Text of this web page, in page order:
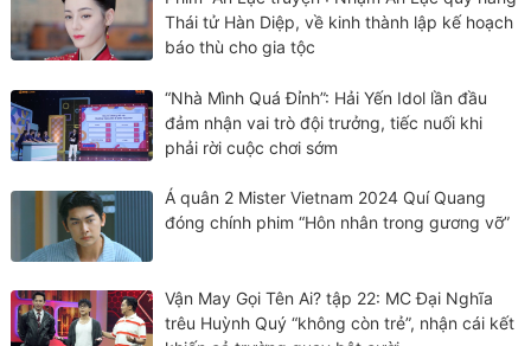
Thái tử Hàn Diệp, về kinh thành lập kế hoạch
báo thù cho gia tộc
“Nhà Mình Quá Đỉnh”: Hải Yến Idol lần đầu
đảm nhận vai trò đội trưởng, tiếc nuối khi
phải rời cuộc chơi sớm
Á quân 2 Mister Vietnam 2024 Quí Quang
đóng chính phim “Hôn nhân trong gương vỡ”
Vận May Gọi Tên Ai? tập 22: MC Đại Nghĩa
trêu Huỳnh Quý “không còn trẻ”, nhận cái kết